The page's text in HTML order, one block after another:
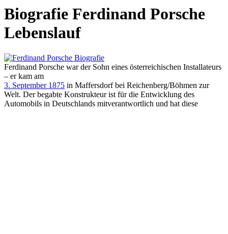
Biografie Ferdinand Porsche
Lebenslauf
Ferdinand Porsche war der Sohn eines österreichischen Installateurs
– er kam am
3. September 1875 in Maffersdorf bei Reichenberg/Böhmen zur
Welt. Der begabte Konstrukteur ist für die Entwicklung des
Automobils in Deutschlands mitverantwortlich und hat diese